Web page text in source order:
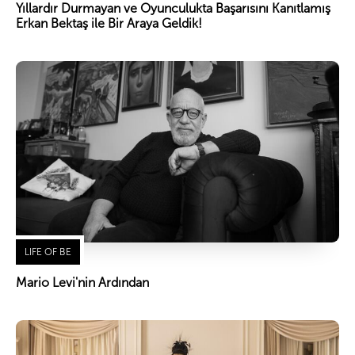
Yıllardır Durmayan ve Oyunculukta Başarısını Kanıtlamış
Erkan Bektaş ile Bir Araya Geldik!
LIFE OF BE
Mario Levi'nin Ardından